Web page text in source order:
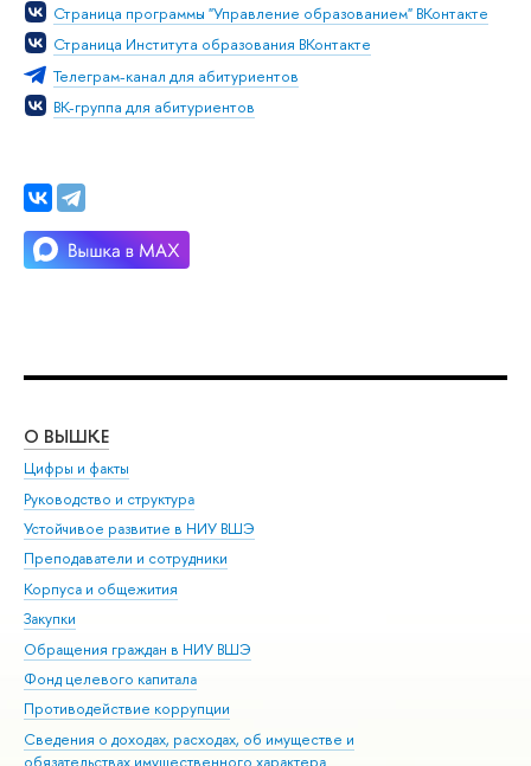
Страница программы "Управление образованием" ВКонтакте
Страница Института образования ВКонтакте
Телеграм-канал для абитуриентов
ВК-группа для абитуриентов
О ВЫШКЕ
Цифры и факты
Руководство и структура
Устойчивое развитие в НИУ ВШЭ
Преподаватели и сотрудники
Корпуса и общежития
Закупки
Обращения граждан в НИУ ВШЭ
Фонд целевого капитала
Противодействие коррупции
Сведения о доходах, расходах, об имуществе и
обязательствах имущественного характера